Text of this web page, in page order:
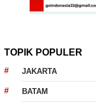
TOPIK POPULER
JAKARTA
BATAM